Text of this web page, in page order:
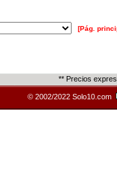
[Pág.
** Precios
© 2002/2022 Solo10.com